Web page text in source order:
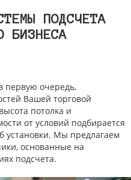
ПОДСЧЕТА
БИЗНЕСА
первую очередь,
Вашей торговой
потолка и
от условий подбирается
установки. Мы предлагаем
основанные на
подсчета.